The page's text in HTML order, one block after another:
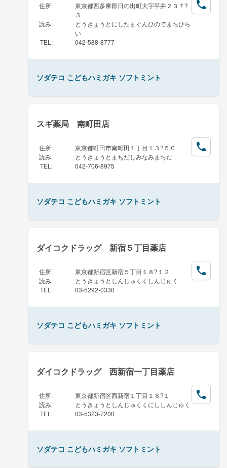
住所:
東京都西多摩郡日の出町大字平井２３７?
３
読み:
とうきょうとにしたまぐんひのでまちひら
い
TEL : 042-588-8777
ソダテコ こどもハミガキ ソフトミント
スギ薬局 南町田店
住所:
東京都町田市南町田１丁目１３?５０
読み:
とうきょうとまちだしみなみまちだ
TEL : 042-706-8975
ソダテコ こどもハミガキ ソフトミント
ダイコクドラッグ 新宿５丁目薬店
住所:
東京都新宿区新宿５丁目１８?１２
読み:
とうきょうとしんじゅくくしんじゅく
TEL : 03-5292-0330
ソダテコ こどもハミガキ ソフトミント
ダイコクドラッグ 西新宿一丁目薬店
住所:
東京都新宿区西新宿１丁目１８?１
読み:
とうきょうとしんじゅくくにししんじゅく
TEL : 03-5323-7200
ソダテコ こどもハミガキ ソフトミント